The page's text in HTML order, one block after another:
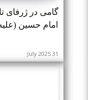
گامی در ژرفای
امام حسین
31 July 2025